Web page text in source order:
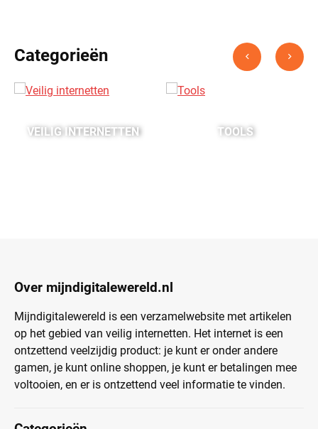
Categorieën
VEILIG INTERNETTEN TOOLS
Over mijndigitalewereld.nl
Mijndigitalewereld is een verzamelwebsite met artikelen
op het gebied van veilig internetten. Het internet is een
ontzettend veelzijdig product: je kunt er onder andere
gamen, je kunt online shoppen, je kunt er betalingen mee
voltooien, en er is ontzettend veel informatie te vinden.